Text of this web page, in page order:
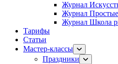
Журнал
Журнал
Журнал Школа
Тарифы
Статьи
Мастер-классы
Праздники